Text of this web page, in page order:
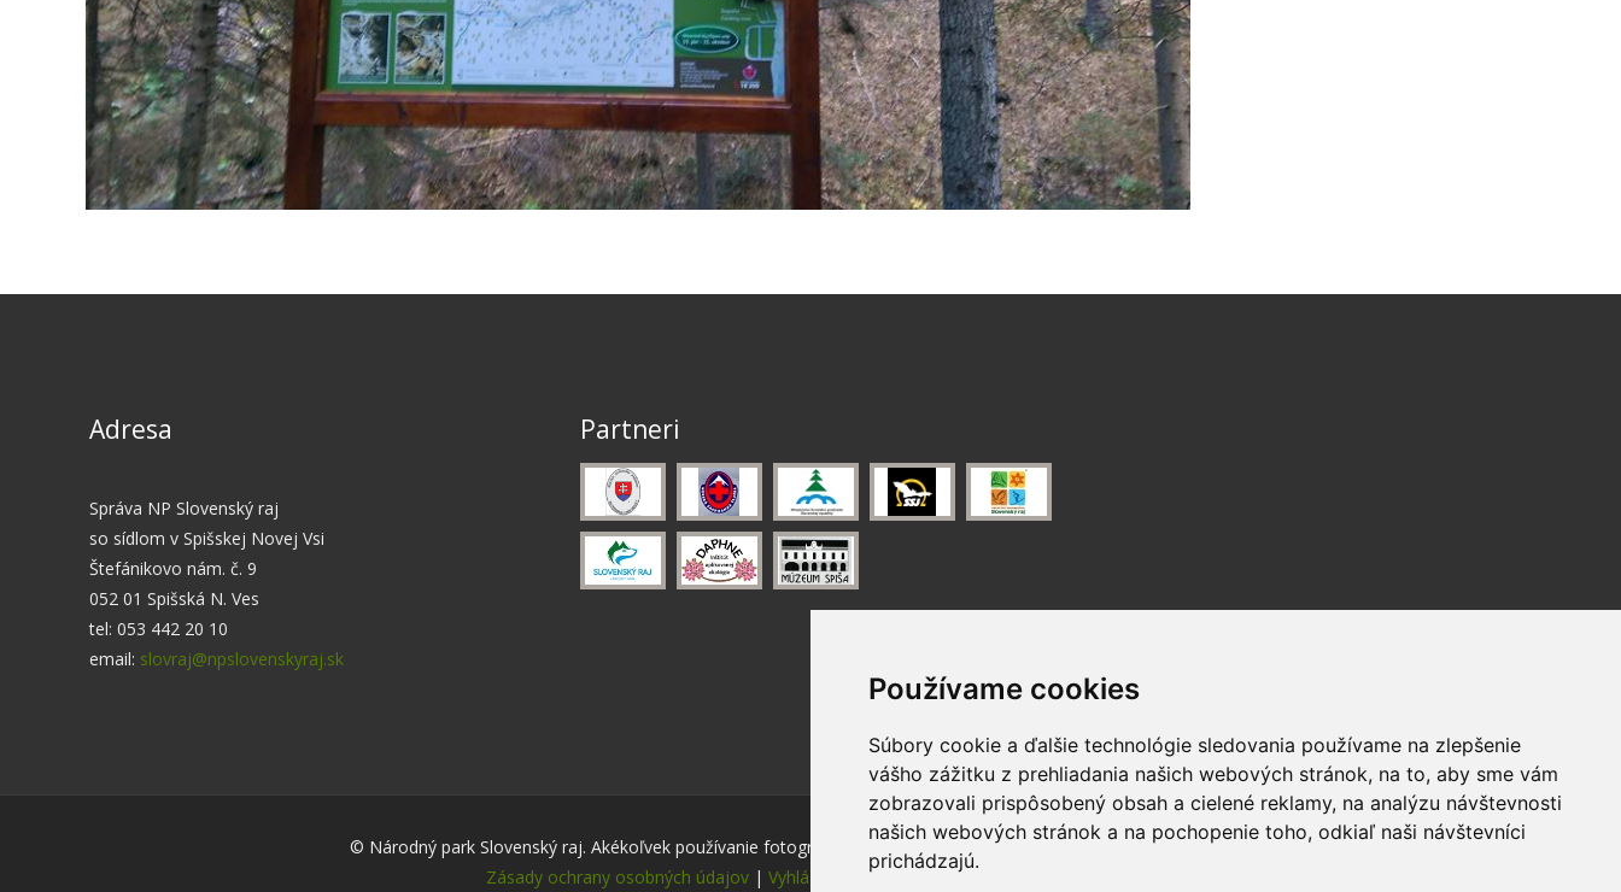
Používame cookies
Súbory cookie a ďalšie technológie sledovania používame na zlepšenie
vášho zážitku z prehliadania našich webových stránok, na to, aby sme vám
zobrazovali prispôsobený obsah a cielené reklamy, na analýzu návštevnosti
našich webových stránok a na pochopenie toho, odkiaľ naši návštevníci
prichádzajú.
Adresa
Správa NP Slovenský raj
so sídlom v Spišskej Novej Vsi
Štefánikovo nám. č. 9
052 01 Spišská N. Ves
tel: 053 442 20 10
email: slovraj@npslovenskyraj.sk
Partneri
© Národný park Slovenský raj. Akékoľvek používanie fotografií a máp z tejto stránky je bez súhlasu autorov zakázané.
Zásady ochrany osobných údajov | Vyhlásenie o prístupnosti